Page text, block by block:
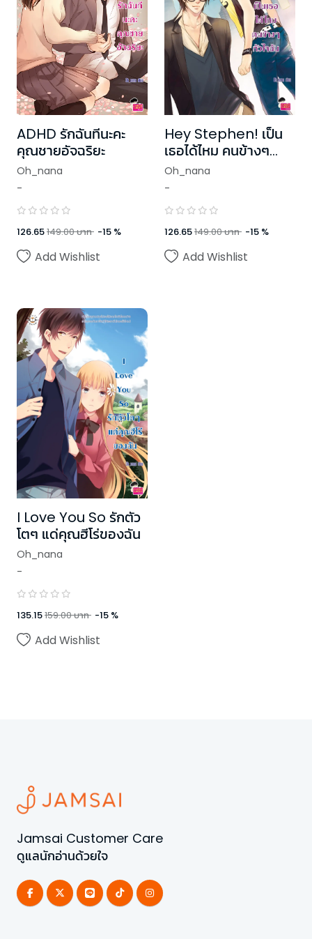
ADHD รักฉันทีนะคะ
คุณชายอัจฉริยะ
Oh_nana
-
126.65149.00บาท -15 %
Add Wishlist
Hey Stephen! เป็น
เธอได้ไหม คนข้างๆ
หัวใจฉัน
Oh_nana
-
126.65149.00บาท -15 %
Add Wishlist
I Love You So รักตัว
โตๆ แด่คุณฮีโร่ของฉัน
Oh_nana
-
135.15159.00บาท -15 %
Add Wishlist
Jamsai Customer Care
ดูแลนักอ่านด้วยใจ